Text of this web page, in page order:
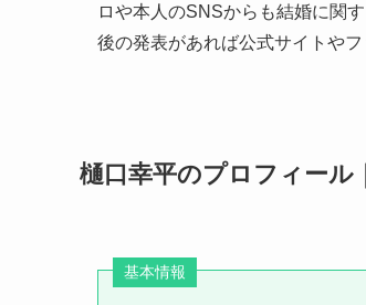
ロや本人のSNSからも結婚に関
後の発表があれば公式サイトや
樋口幸平のプロフィール
基本情報